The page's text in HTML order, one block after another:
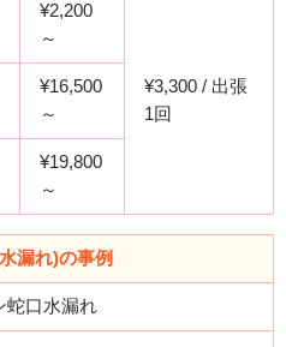
¥2,200
～
¥3,300 / 出張
1回
¥16,500
～
¥19,800
～
漏れ)の事例
蛇口水漏れ